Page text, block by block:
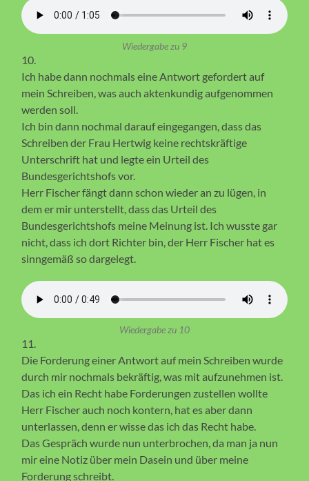
Wiedergabe zu 9
10.
Ich habe dann nochmals eine Antwort gefordert auf
mein Schreiben, was auch aktenkundig aufgenommen
werden soll.
Ich bin dann nochmal darauf eingegangen, dass das
Schreiben der Frau Hertwig keine rechtskräftige
Unterschrift hat und legte ein Urteil des
Bundesgerichtshofs vor.
Herr Fischer fängt dann schon wieder an zu lügen, in
dem er mir unterstellt, dass das Urteil des
Bundesgerichtshofs meine Meinung ist. Ich wusste gar
nicht, dass ich dort Richter bin, der Herr Fischer hat es
sinngemäß so dargelegt.
Wiedergabe zu 10
11.
Die Forderung einer Antwort auf mein Schreiben wurde
durch mir nochmals bekräftig, was mit aufzunehmen ist.
Das ich ein Recht habe Forderungen zustellen wollte
Herr Fischer auch noch kontern, hat es aber dann
unterlassen, denn er wisse das ich das Recht habe.
Das Gespräch wurde nun unterbrochen, da man ja nun
mir eine Notiz über mein Dasein und über meine
Forderung schreibt.